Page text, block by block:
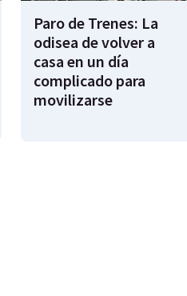
Paro de Trenes: La
odisea de volver a
casa en un día
complicado para
movilizarse